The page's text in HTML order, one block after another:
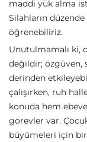
maddi yük alma
Silahların düzende
öğrenebiliriz.
Unutulmamalı ki,
değildir; özgüven,
derinden
çalışırken, ruh
konuda hem
görevler var.
büyümeleri için